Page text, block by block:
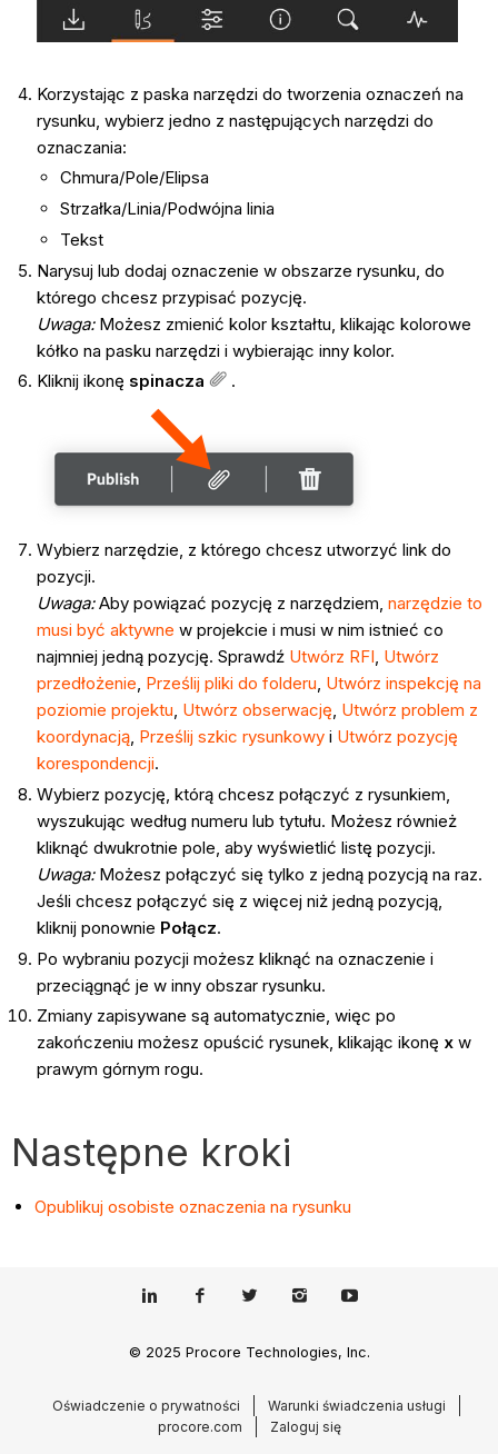
Korzystając z paska narzędzi do tworzenia oznaczeń na
rysunku, wybierz jedno z następujących narzędzi do
oznaczania:
Chmura/Pole/Elipsa
Strzałka/Linia/Podwójna linia
Tekst
Narysuj lub dodaj oznaczenie w obszarze rysunku, do
którego chcesz przypisać pozycję.
Uwaga:Możesz zmienić kolor kształtu, klikając kolorowe
kółko na pasku narzędzi i wybierając inny kolor.
Kliknij ikonę spinacza .
Wybierz narzędzie, z którego chcesz utworzyć link do
pozycji.
Uwaga:Aby powiązać pozycję z narzędziem, narzędzie to
musi być aktywne w projekcie i musi w nim istnieć co
najmniej jedną pozycję. Sprawdź Utwórz RFI, Utwórz
przedłożenie, Prześlij pliki do folderu, Utwórz inspekcję na
poziomie projektu, Utwórz obserwację, Utwórz problem z
koordynacją, Prześlij szkic rysunkowyi Utwórz pozycję
korespondencji.
Wybierz pozycję, którą chcesz połączyć z rysunkiem,
wyszukując według numeru lub tytułu. Możesz również
kliknąć dwukrotnie pole, aby wyświetlić listę pozycji.
Uwaga: Możesz połączyć się tylko z jedną pozycją na raz.
Jeśli chcesz połączyć się z więcej niż jedną pozycją,
kliknij ponownie Połącz.
Po wybraniu pozycji możesz kliknąć na oznaczenie i
przeciągnąć je w inny obszar rysunku.
Zmiany zapisywane są automatycznie, więc po
zakończeniu możesz opuścić rysunek, klikając ikonę xw
prawym górnym rogu.
Następne kroki
Opublikuj osobiste oznaczenia na rysunku
© 2025 Procore Technologies, Inc.
Oświadczenie o prywatności
Warunki świadczenia usługi
procore.com
Zaloguj się